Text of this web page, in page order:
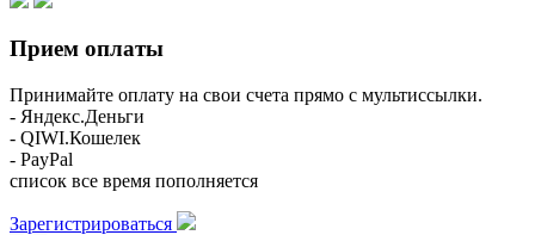
Прием оплаты
Принимайте оплату на свои счета прямо с мультиссылки.
- Яндекс.Деньги
- QIWI.Кошелек
- PayPal
список все время пополняется
Зарегистрироваться